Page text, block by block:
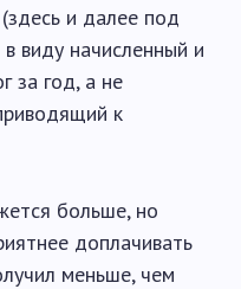
и далее под
виду начисленный и
за год, а не
к
больше, но
доплачивать
меньше, чем